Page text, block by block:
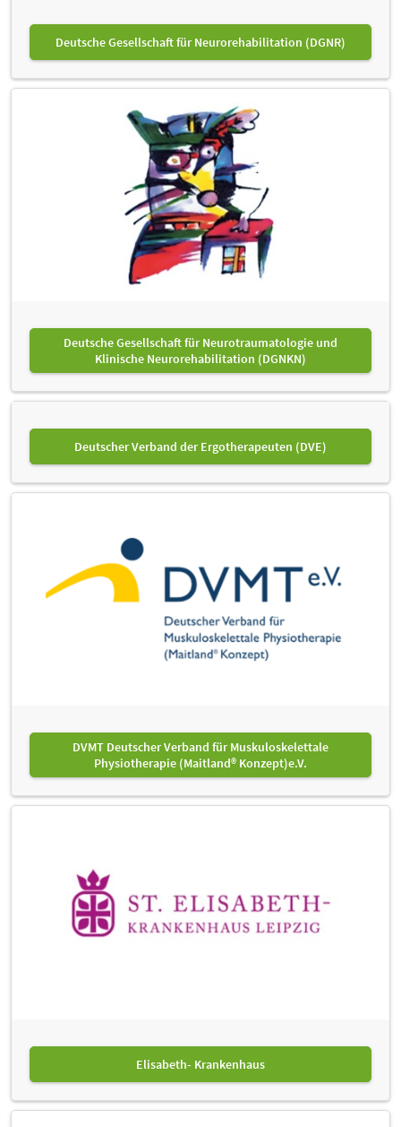
Deutsche Gesellschaft für Neurorehabilitation (DGNR)
Deutsche Gesellschaft für Neurotraumatologie und
Klinische Neurorehabilitation (DGNKN)
Deutscher Verband der Ergotherapeuten (DVE)
DVMT Deutscher Verband für Muskuloskelettale
Physiotherapie (Maitland® Konzept)e.V.
Elisabeth- Krankenhaus